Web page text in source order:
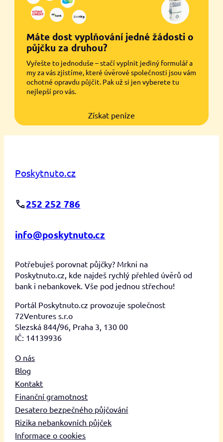
Máte dost vyplňování jedné žádosti o
půjčku za druhou?
Vyřešte to jednoduše – stačí vyplnit jediný formulář a
my za vás zjistíme, které úvěrové společnosti jsou vám
ochotné opravdu půjčit. Pak už si jen vyberete tu
nejlepší pro vás.
Získat peníze
Poskytnuto.cz
252 252 786
info@poskytnuto.cz
Potřebuješ porovnat půjčky? Mrkni na
Poskytnuto.cz, kde najdeš rychlý přehled úvěrů od
bank i nebankovek. Vše pod jednou střechou!
Portál Poskytnuto.cz provozuje společnost
72Ventures s.r.o
Slezská 844/96, Praha 3, 130 00
IČ: 14139936
O nás
Blog
Kontakt
Finanční gramotnost
Desatero bezpečného půjčování
Rizika nebankovních půjček
Informace o cookies